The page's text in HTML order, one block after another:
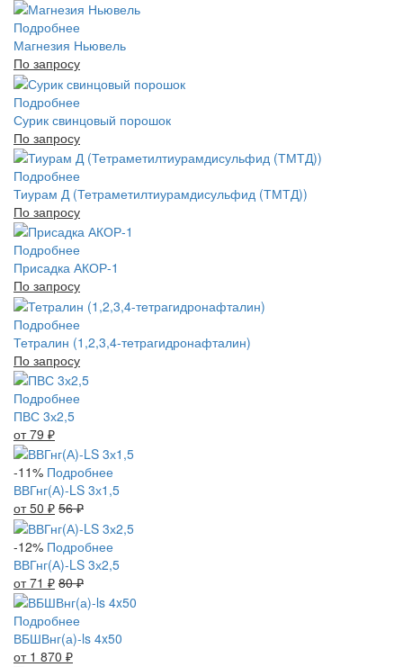
Подробнее
Магнезия Ньювель
По запросу
Подробнее
Сурик свинцовый порошок
По запросу
Подробнее
Тиурам Д (Тетраметилтиурамдисульфид (ТМТД))
По запросу
Подробнее
Присадка АКОР-1
По запросу
Подробнее
Тетралин (1,2,3,4-тетрагидронафталин)
По запросу
Подробнее
ПВС 3х2,5
от 79 ₽
-11% Подробнее
ВВГнг(А)-LS 3х1,5
от 50 ₽ 56₽
-12% Подробнее
ВВГнг(А)-LS 3х2,5
от 71 ₽ 80₽
Подробнее
ВБШВнг(а)-ls 4x50
от 1 870 ₽